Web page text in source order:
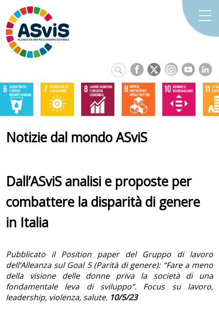
Notizie dal mondo ASviS
Dall’ASviS analisi e proposte per
combattere la disparità di genere
in Italia
Pubblicato il Position paper del Gruppo di lavoro
dell’Alleanza sul Goal 5 (Parità di genere): “Fare a meno
della visione delle donne priva la società di una
fondamentale leva di sviluppo”. Focus su lavoro,
leadership, violenza, salute. 10/5/23